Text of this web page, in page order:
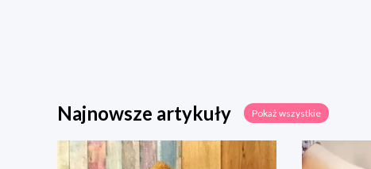
Najnowsze artykuły Pokaż wszystkie